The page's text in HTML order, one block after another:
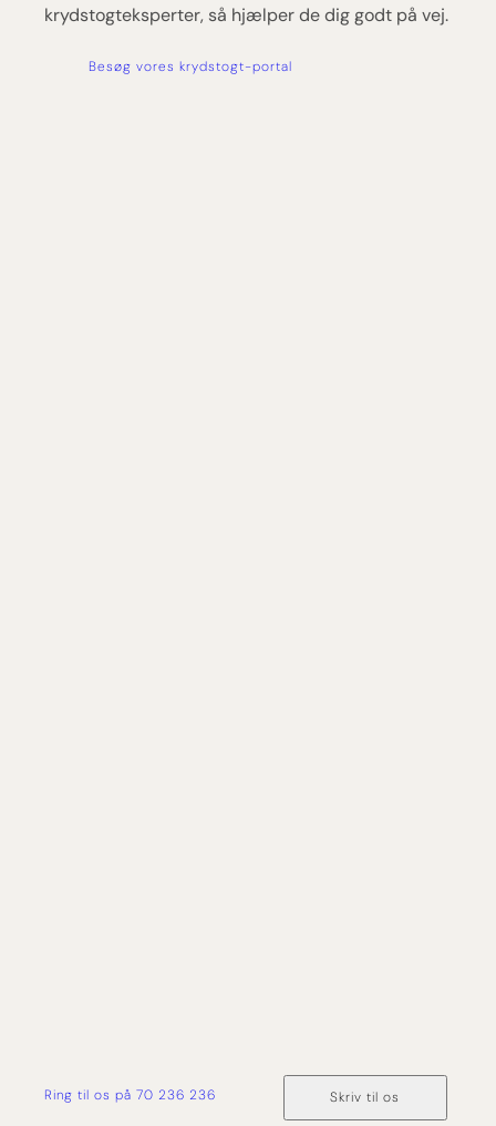
krydstogteksperter, så hjælper de dig godt på vej.
Besøg vores krydstogt-portal
Ring til os på 70 236 236 Skriv til os